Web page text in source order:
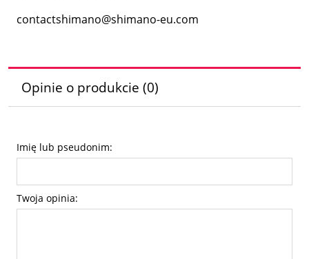
contactshimano@shimano-eu.com
Opinie o produkcie (0)
Imię lub pseudonim:
Twoja opinia: